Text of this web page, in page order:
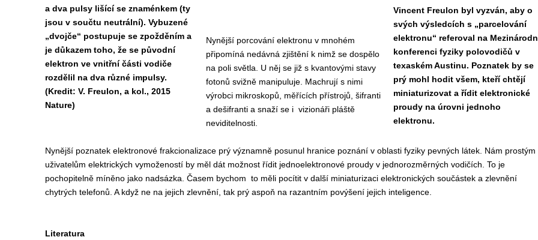
a dva pulsy lišící se znaménkem (ty
jsou v součtu neutrální). Vybuzené
„dvojče“ postupuje se zpožděním a
je důkazem toho, že se původní
elektron ve vnitřní části vodiče
rozdělil na dva různé impulsy.
(Kredit: V. Freulon, a kol., 2015
Nature)
Vincent Freulon byl vyzván, aby o
svých výsledcích s „parcelování
elektronu“ referoval na
konferenci fyziky polovodičů v
texaském Austinu. Poznatek by se
prý mohl hodit všem, kteří chtějí
miniaturizovat a řídit elektronické
proudy na úrovni jednoho
elektronu.
Nynější porcování elektronu v mnohém
připomíná nedávná zjištění k nimž se dospělo
na poli světla. U něj se již s kvantovými stavy
fotonů svižně manipuluje. Machrují s nimi
výrobci mikroskopů, měřících přístrojů, šifranti
a dešifranti a snaží se i vizionáři pláště
neviditelnosti.
Nynější poznatek elektronové frakcionalizace prý významně posunul hranice poznání v oblasti fyziky pevných látek. Nám prostým
uživatelům elektrických vymožeností by měl dát možnost řídit jednoelektronové proudy v jednorozměrných vodičích. To je
pochopitelně míněno jako nadsázka. Časem bychom to měli pocítit v další miniaturizaci elektronických součástek a zlevnění
chytrých telefonů. A když ne na jejich zlevnění, tak prý aspoň na razantním povýšení jejich inteligence.
Literatura